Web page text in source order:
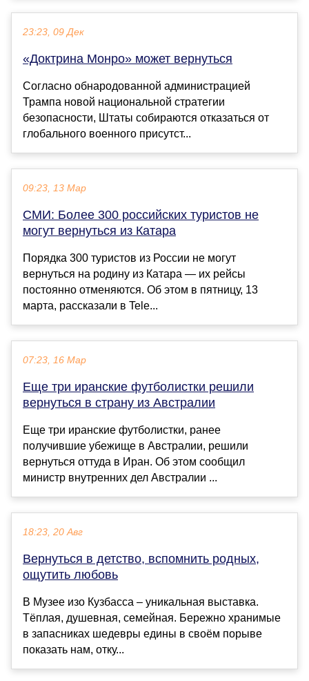
23:23, 09 Дек
«Доктрина Монро» может вернуться
Согласно обнародованной администрацией
Трампа новой национальной стратегии
безопасности, Штаты собираются отказаться от
глобального военного присутст...
09:23, 13 Мар
СМИ: Более 300 российских туристов не
могут вернуться из Катара
Порядка 300 туристов из России не могут
вернуться на родину из Катара — их рейсы
постоянно отменяются. Об этом в пятницу, 13
марта, рассказали в Tele...
07:23, 16 Мар
Еще три иранские футболистки решили
вернуться в страну из Австралии
Еще три иранские футболистки, ранее
получившие убежище в Австралии, решили
вернуться оттуда в Иран. Об этом сообщил
министр внутренних дел Австралии ...
18:23, 20 Авг
Вернуться в детство, вспомнить родных,
ощутить любовь
В Музее изо Кузбасса – уникальная выставка.
Тёплая, душевная, семейная. Бережно хранимые
в запасниках шедевры едины в своём порыве
показать нам, отку...